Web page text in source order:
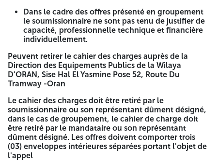
RÉALISATION D'UN LYCÉE TYPE 1000 /300 À AÏN TURK
CENTRE COMMUNE DE AÏN TURK, WILAYA D'ORAN - EN
LOTS SEPARES
Lot N°01: Bloc pédagogique +ADMINISTRATION+BLOC
SANITAIRE et Locaux techniques + réseau anti incendie
+ POSTE TRANSF ORMATEUR + AMENAGEMENT
EXTERIEUR ET VRD +MURS DE CLOTURE + TERRAIN DE
SPORT
Lot N°02: Sept (07) Logements D'astreinte (01F5 +
02F4 + 04F3).
Lot N°03: SALLE DE SPORT.
Lot N°04: REFECTOIRE 300 R.
Les entreprises intéressées par le présent appel d'offres
disposant des conditions d'éligibilités suivantes :
A/ CAS DE SOUMISSION SEULE :/
Dans le cadre des offres présenté en groupement
le soumissionnaire ne sont pas tenu de justifier de
capacité, professionnelle technique et financière
individuellement.
Peuvent retirer le cahier des charges auprès de la
Direction des Equipements Publics de la Wilaya
D'ORAN, Sise Hal El Yasmine Pose 52, Route Du
Tramway -Oran
Le cahier des charges doit être retiré par le
soumissionnaire ou son représentant dûment désigné,
dans le cas de groupement, le cahier de charge doit
être retiré par le mandataire ou son représentant
dûment désigné. Les offres doivent comporter trois
(03) enveloppes intérieures séparées portant l'objet de
l'appel